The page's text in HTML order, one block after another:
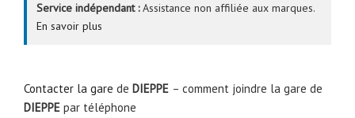
Service indépendant :Assistance non affiliée aux marques.
En savoir plus
Contacter la gare de DIEPPE – comment joindre la gare de
DIEPPE par téléphone